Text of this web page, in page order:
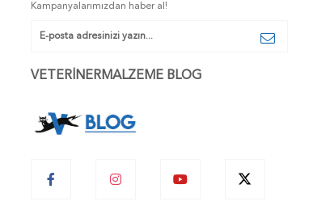
Kampanyalarımızdan haber al!
VETERİNERMALZEME BLOG